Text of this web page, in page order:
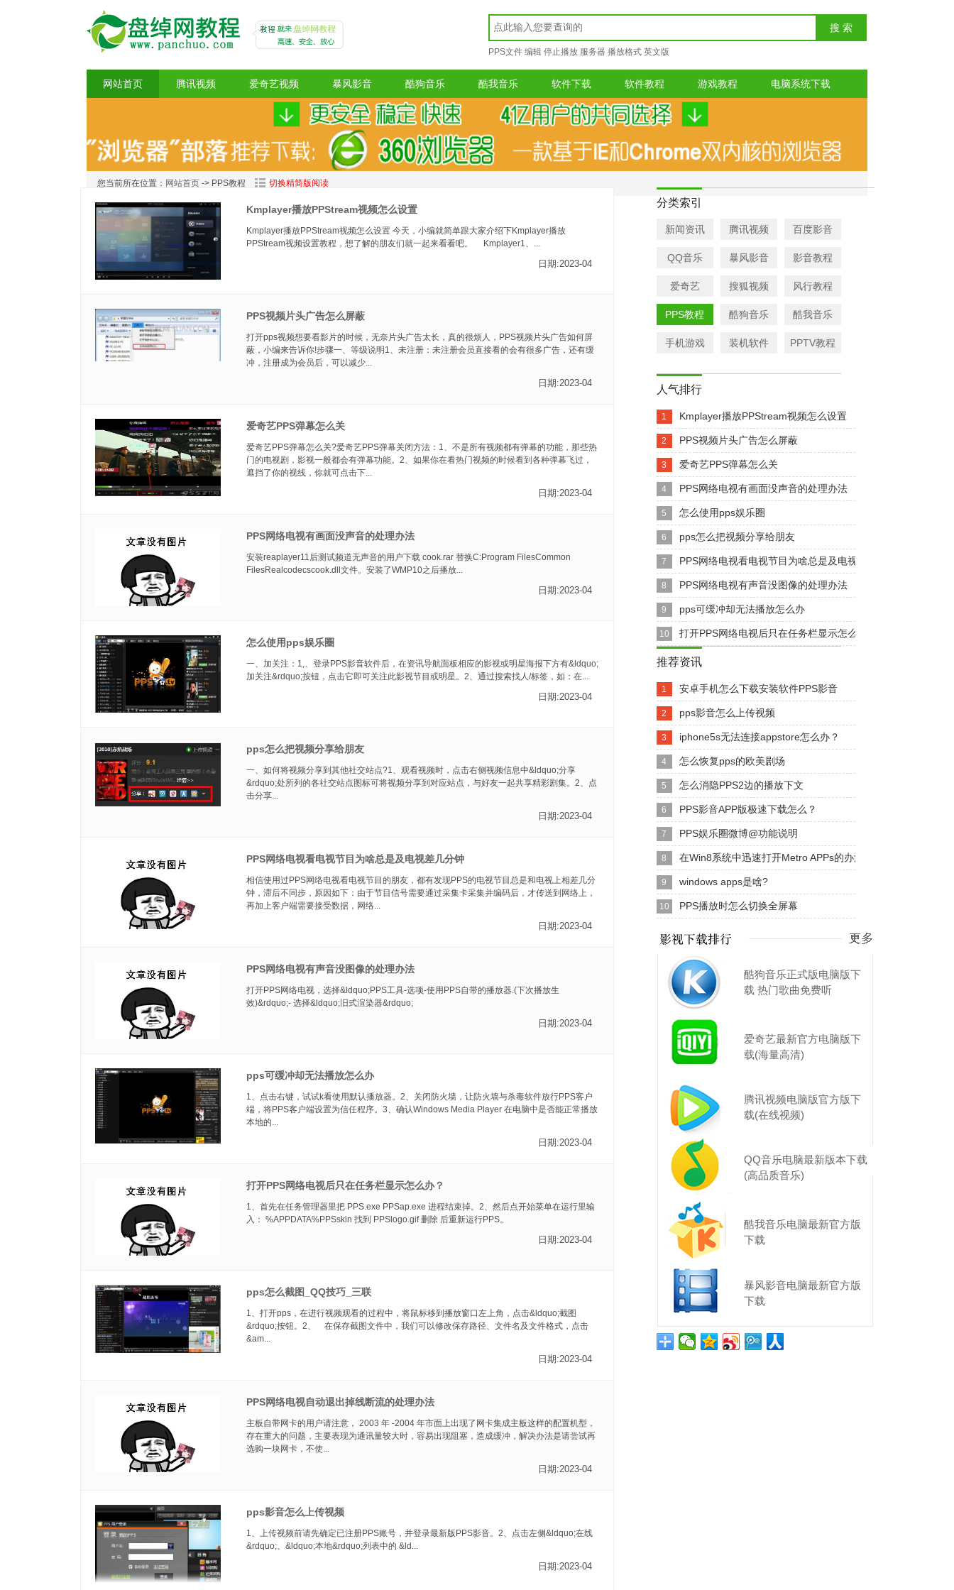
PPS文件 编辑 停止播放 服务器 播放格式 英文版
网站首页 腾讯视频 爱奇艺视频 暴风影音 酷狗音乐 酷我音乐 软件下载 软件教程 游戏教程 电脑系统下载
您当前所在位置： 网站首页 -> PPS教程 切换精简版阅读
Kmplayer播放PPStream视频怎么设置
Kmplayer播放PPStream视频怎么设置 今天，小编就简单跟大家介绍下Kmplayer播放
PPStream视频设置教程，想了解的朋友们就一起来看看吧。 Kmplayer1、...
日期:2023-04
PPS视频片头广告怎么屏蔽
打开pps视频想要看影片的时候，无奈片头广告太长，真的很烦人，PPS视频片头广告如何屏
蔽，小编来告诉你!步骤一、等级说明1、未注册：未注册会员直接看的会有很多广告，还有缓
冲，注册成为会员后，可以减少...
日期:2023-04
爱奇艺PPS弹幕怎么关
爱奇艺PPS弹幕怎么关?爱奇艺PPS弹幕关闭方法：1、不是所有视频都有弹幕的功能，那些热
门的电视剧，影视一般都会有弹幕功能。2、如果你在看热门视频的时候看到各种弹幕飞过，
遮挡了你的视线，你就可点击下...
日期:2023-04
PPS网络电视有画面没声音的处理办法
安装reaplayer11后测试频道无声音的用户下载 cook.rar 替换C:Program FilesCommon
FilesRealcodecscook.dll文件。安装了WMP10之后播放...
日期:2023-04
怎么使用pps娱乐圈
一、加关注：1,、登录PPS影音软件后，在资讯导航面板相应的影视或明星海报下方有&ldquo;
加关注&rdquo;按钮，点击它即可关注此影视节目或明星。2、通过搜索找人/标签，如：在...
日期:2023-04
pps怎么把视频分享给朋友
一、如何将视频分享到其他社交站点?1、观看视频时，点击右侧视频信息中&ldquo;分享
&rdquo;处所列的各社交站点图标可将视频分享到对应站点，与好友一起共享精彩剧集。2、点
击分享...
日期:2023-04
PPS网络电视看电视节目为啥总是及电视差几分钟
相信使用过PPS网络电视看电视节目的朋友，都有发现PPS的电视节目总是和电视上相差几分
钟，滞后不同步，原因如下：由于节目信号需要通过采集卡采集并编码后，才传送到网络上，
再加上客户端需要接受数据，网络...
日期:2023-04
PPS网络电视有声音没图像的处理办法
打开PPS网络电视，选择&ldquo;PPS工具-选项-使用PPS自带的播放器.(下次播放生
效)&rdquo;- 选择&ldquo;旧式渲染器&rdquo;
日期:2023-04
pps可缓冲却无法播放怎么办
1、点击右键，试试k看使用默认播放器。2、关闭防火墙，让防火墙与杀毒软件放行PPS客户
端，将PPS客户端设置为信任程序。3、确认Windows Media Player 在电脑中是否能正常播放
本地的...
日期:2023-04
打开PPS网络电视后只在任务栏显示怎么办？
1、首先在任务管理器里把 PPS.exe PPSap.exe 进程结束掉。2、然后点开始菜单在运行里输
入： %APPDATA%PPSskin 找到 PPSlogo.gif 删除 后重新运行PPS。
日期:2023-04
pps怎么截图_QQ技巧_三联
1、打开pps，在进行视频观看的过程中，将鼠标移到播放窗口左上角，点击&ldquo;截图
&rdquo;按钮。2、 在保存截图文件中，我们可以修改保存路径、文件名及文件格式，点击
&am...
日期:2023-04
PPS网络电视自动退出掉线断流的处理办法
主板自带网卡的用户请注意， 2003 年 -2004 年市面上出现了网卡集成主板这样的配置机型，
存在重大的问题，主要表现为通讯量较大时，容易出现阻塞，造成缓冲，解决办法是请尝试再
选购一块网卡，不使...
日期:2023-04
pps影音怎么上传视频
1、上传视频前请先确定已注册PPS账号，并登录最新版PPS影音。2、点击左侧&ldquo;在线
&rdquo;、&ldquo;本地&rdquo;列表中的 &ld...
日期:2023-04
分类索引
新闻资讯 腾讯视频 百度影音
QQ音乐 暴风影音 影音教程
爱奇艺 搜狐视频 风行教程
PPS教程 酷狗音乐 酷我音乐
手机游戏 装机软件 PPTV教程
人气排行
1 Kmplayer播放PPStream视频怎么设置
2 PPS视频片头广告怎么屏蔽
3 爱奇艺PPS弹幕怎么关
4 PPS网络电视有画面没声音的处理办法
5 怎么使用pps娱乐圈
6 pps怎么把视频分享给朋友
7 PPS网络电视看电视节目为啥总是及电视差几分钟
8 PPS网络电视有声音没图像的处理办法
9 pps可缓冲却无法播放怎么办
10 打开PPS网络电视后只在任务栏显示怎么办？
推荐资讯
1 安卓手机怎么下载安装软件PPS影音
2 pps影音怎么上传视频
3 iphone5s无法连接appstore怎么办？
4 怎么恢复pps的欧美剧场
5 怎么消隐PPS2边的播放下文
6 PPS影音APP版极速下载怎么？
7 PPS娱乐圈微博@功能说明
8 在Win8系统中迅速打开Metro APPs的办法
9 windows apps是啥?
10 PPS播放时怎么切换全屏幕
酷狗音乐正式版电脑版下
载 热门歌曲免费听
爱奇艺最新官方电脑版下
载(海量高清)
腾讯视频电脑版官方版下
载(在线视频)
QQ音乐电脑最新版本下载
(高品质音乐)
酷我音乐电脑最新官方版
下载
暴风影音电脑最新官方版
下载